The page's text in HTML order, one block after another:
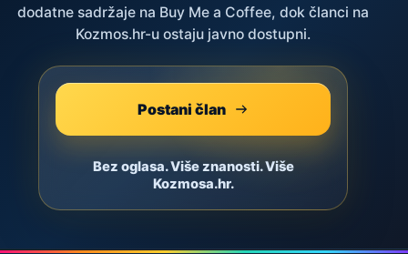
dodatne sadržaje na Buy Me a Coffee, dok članci na
Kozmos.hr-u ostaju javno dostupni.
Postani član
Bez oglasa. Više znanosti. Više
Kozmosa.hr.